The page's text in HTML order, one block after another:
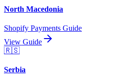
North Macedonia
Shopify Payments Guide
View Guide
🇷🇸
Serbia